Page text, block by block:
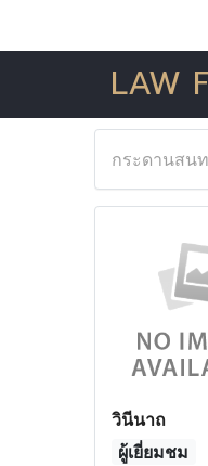
LAW
กระดานสน
วินีนาถ
ผู้เยี่ยมชม